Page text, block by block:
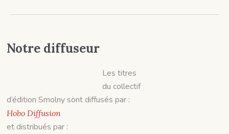
Notre diffuseur
Les titres
du collectif
d’édition Smolny sont diffusés par :
Hobo Diffusion
et distribués par :